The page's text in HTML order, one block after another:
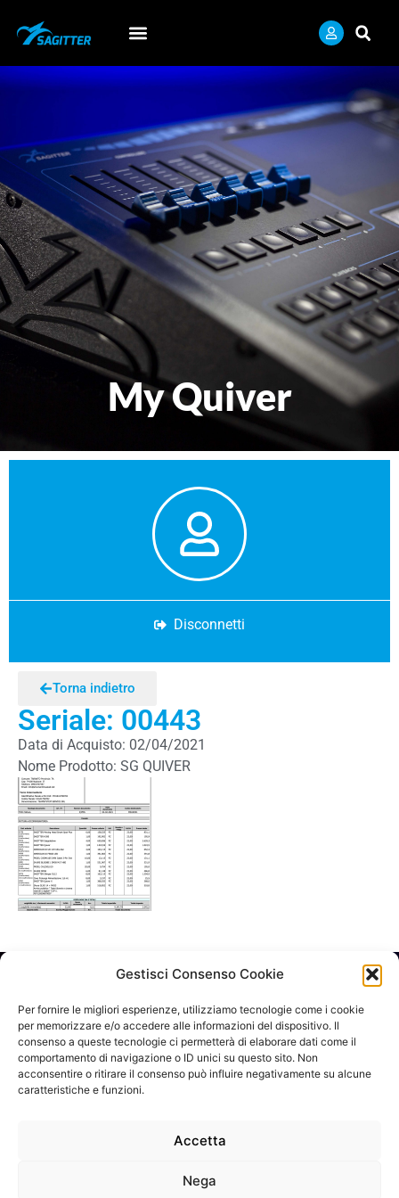
Gestisci Consenso Cookie
Per fornire le migliori esperienze, utilizziamo tecnologie come i cookie
per memorizzare e/o accedere alle informazioni del dispositivo. Il
consenso a queste tecnologie ci permetterà di elaborare dati come il
comportamento di navigazione o ID unici su questo sito. Non
acconsentire o ritirare il consenso può influire negativamente su alcune
caratteristiche e funzioni.
Accetta
Nega
My Quiver
Disconnetti
Torna indietro
Seriale: 00443
Data di Acquisto: 02/04/2021
Nome Prodotto: SG QUIVER
SCOPRI ANCHE IL MONDO SDJ